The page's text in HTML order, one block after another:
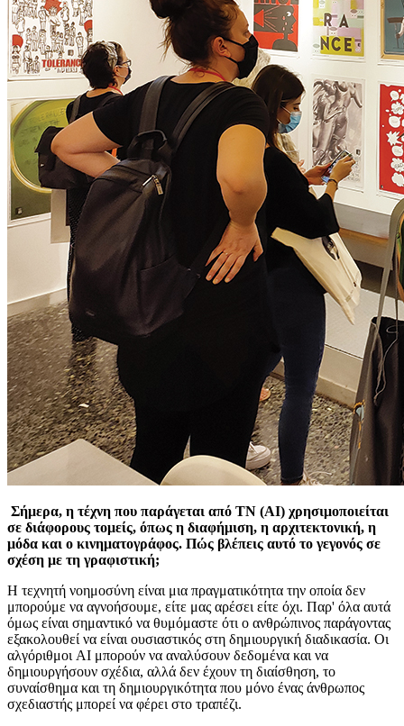
Σήμερα, η τέχνη που παράγεται από ΤΝ (AI) χρησιμοποιείται
σε διάφορους τομείς, όπως η διαφήμιση, η αρχιτεκτονική, η
μόδα και ο κινηματογράφος. Πώς βλέπεις αυτό το γεγονός σε
σχέση με τη γραφιστική;
Η τεχνητή νοημοσύνη είναι μια πραγματικότητα την οποία δεν
μπορούμε να αγνοήσουμε, είτε μας αρέσει είτε όχι. Παρ' όλα αυτά
όμως είναι σημαντικό να θυμόμαστε ότι ο ανθρώπινος παράγοντας
εξακολουθεί να είναι ουσιαστικός στη δημιουργική διαδικασία. Οι
αλγόριθμοι AI μπορούν να αναλύσουν δεδομένα και να
δημιουργήσουν σχέδια, αλλά δεν έχουν τη διαίσθηση, το
συναίσθημα και τη δημιουργικότητα που μόνο ένας άνθρωπος
σχεδιαστής μπορεί να φέρει στο τραπέζι.